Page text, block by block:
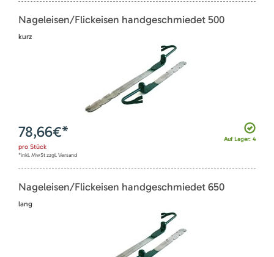
Nageleisen/Flickeisen handgeschmiedet 500
kurz
Auf Lager: 4
78,66€*
pro Stück
*inkl. MwSt zzgl. Versand
Nageleisen/Flickeisen handgeschmiedet 650
lang